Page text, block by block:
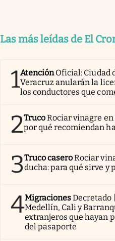
Tv
Espiritualidad
Mediakit
México
Las más leídas de El
1AtenciónOficial: Ciudad
Veracruz anularán la
los conductores que
2TrucoRociar vinagre
por qué recomiendan
3Truco caseroRociar
ducha: para qué sirve y
4MigracionesDecretado
Medellín, Cali y
extranjeros que hayan
del pasaporte